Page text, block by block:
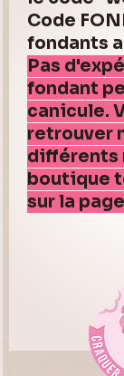
Code
fondants
Pas
fondant
canicule.
retrouver
différents
boutique
sur la